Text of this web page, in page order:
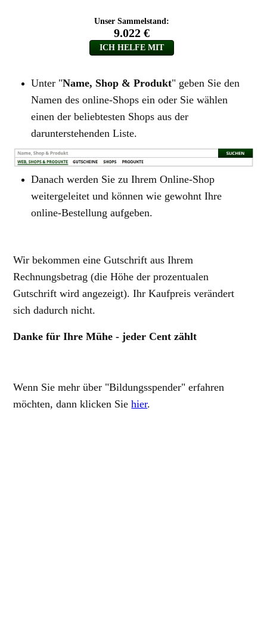
Unter "Name, Shop & Produkt" geben Sie den
Namen des online-Shops ein oder Sie wählen
einen der beliebtesten Shops aus der
darunterstehenden Liste.
Danach werden Sie zu Ihrem Online-Shop
weitergeleitet und können wie gewohnt Ihre
online-Bestellung aufgeben.
Wir bekommen eine Gutschriftaus Ihrem
Rechnungsbetrag (die Höhe der prozentualen
Gutschrift wird angezeigt). Ihr Kaufpreis verändert
sich dadurch nicht.
Danke für Ihre Mühe - jeder Cent zählt
Wenn Sie mehr über "Bildungsspender" erfahren
möchten, dann klicken Siehier.